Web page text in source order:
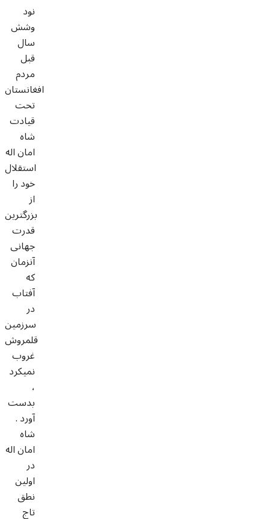
نود
وشش
سال
قبل
مردم
افغانستان
تحت
قیادت
شاه
امان اله
استقلال
خود را
از
بزرگترین
قدرت
جهانی
آنزمان
که
آفتاب
در
سرزمین
قلمروش
غروب
نمیکرد
،
بدست
آورد .
شاه
امان اله
در
اولين
نطق
تاج